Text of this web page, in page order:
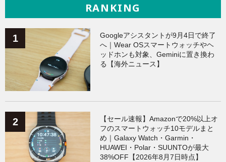
RANKING
Googleアシスタントが9月4日で終了
へ｜Wear OSスマートウォッチやヘ
ッドホンも対象、Geminiに置き換わ
る【海外ニュース】
【セール速報】Amazonで20%以上オ
フのスマートウォッチ10モデルまと
め｜Galaxy Watch・Garmin・
HUAWEI・Polar・SUUNTOが最大
38%OFF【2026年8月7日時点】